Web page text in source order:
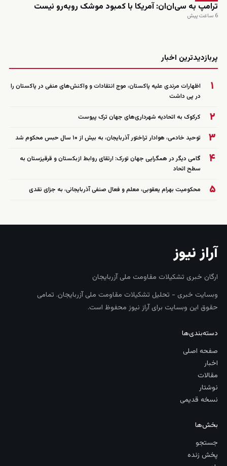
ترامپ به سی‌ان‌ان: آمریکا با کمبود موشک روبه‌رو نیست
6 ساعت پیش
پربازدیدترین اخبار
۱
اظهارات مرندی علیه پاکستان، موج انتقادات و واکنش‌های منفی در پاکستان را
در پی داشت
۲ کرکوک به اتحادیه شهرداری‌های جهان ترک پیوست
۳ توحید خادمی، هوادار تراختور آذربایجان، به بیش از ۱۰ سال حبس محکوم شد
۴
گامی دیگر در همگرایی جهان تورک: ارتقای روابط ازبکستان و قرقیزستان به
سطح اتحاد
۵ محکومیت بهرام یعقوبی، معلم و فعال صنفی آذربایجانی، به جزای نقدی
آراز نیوز
ارگان خبری تشکیلات مقاومت ملی آزربایجان
وبسایت خبری - تحلیل تشکیلات مقاومت ملی آزربایجان. تمامی
حقوق این وبسایت برای آراز نیوز محفوظ است.
دسته‌بندی‌ها
صفحه اصلی
اخبار
مقالات
نوشتار
نسخه قدیمی
بخش‌ها
جستجو
پخش زنده